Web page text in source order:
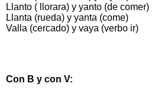
Llanto ( llorara) y yanto (de comer)
Llanta (rueda) y yanta (come)
Valla (cercado) y vaya (verbo ir)
Con B y con V: